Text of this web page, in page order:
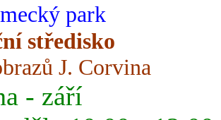
park
středisko
J. Corvina
- září